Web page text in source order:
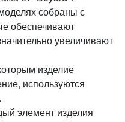
собраны с
обеспечивают
увеличивают
изделие
используются
элемент изделия